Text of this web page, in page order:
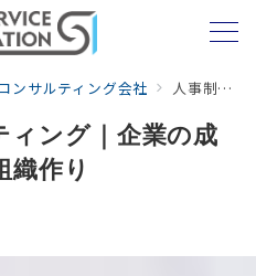
ンサルティング会社 人事制度コンサルティング｜企業の成長をサポートする組織作り
ィング｜企業の成
織作り